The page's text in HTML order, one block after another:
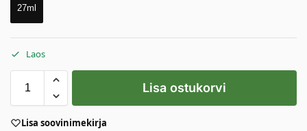
27ml
Laos
Lisa ostukorvi
Lisa soovinimekirja